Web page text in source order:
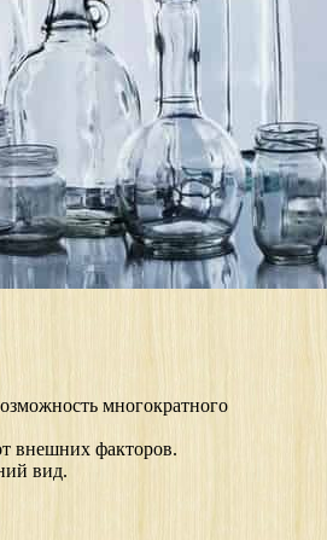
многократного
внешних факторов.
вид.